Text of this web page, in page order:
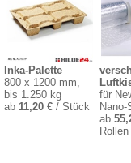
Inka-Palette
800 x 1200 mm,
bis 1.250 kg
ab 11,20 € / Stück
für
ab
Rollen